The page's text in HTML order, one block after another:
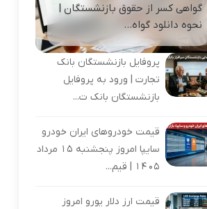
گواهی کسر از حقوق بازنشستگان |
نحوه دانلود گواه...
پروفایل بازنشستگان بانک
تجارت | ورود به پروفایل
بازنشستگان بانک ت...
قیمت خودروهای ایران خودرو
سایپا امروز پنجشنبه 15 مرداد
1405 | قیم...
قیمت ارز دلار یورو امروز